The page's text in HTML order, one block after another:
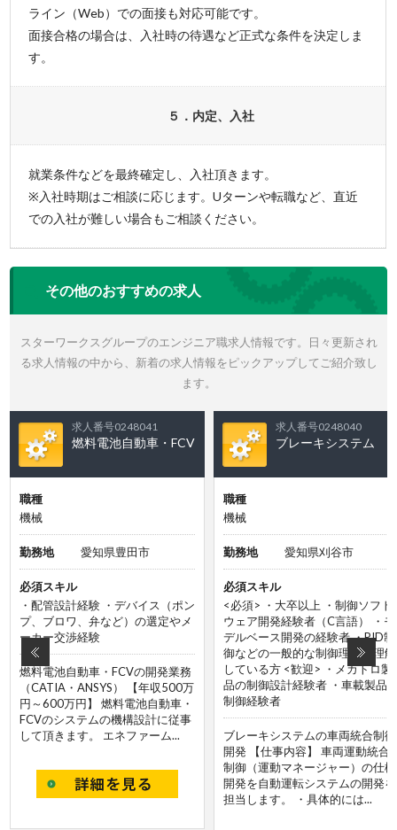
ライン（Web）での面接も対応可能です。
面接合格の場合は、入社時の待遇など正式な条件を決定しま
す。
５．内定、入社
就業条件などを最終確定し、入社頂きます。
※入社時期はご相談に応じます。Uターンや転職など、直近
での入社が難しい場合もご相談ください。
その他のおすすめの求人
スターワークスグループのエンジニア職求人情報です。日々更新され
る求人情報の中から、新着の求人情報をピックアップしてご紹介致し
ます。
求人番号0248041
燃料電池自動車・FCV
職種
機械
勤務地 愛知県豊田市
必須スキル
・配管設計経験 ・デバイス（ポン
プ、ブロワ、弁など）の選定やメ
ーカー交渉経験
燃料電池自動車・FCVの開発業務
（CATIA・ANSYS） 【年収500万
円～600万円】 燃料電池自動車・
FCVのシステムの機構設計に従事
して頂きます。 エネファーム...
求人番号0248040
ブレーキシステム
職種
機械
勤務地 愛知県刈谷市
必須スキル
<必須> ・大卒以上 ・制御ソフト
ウェア開発経験者（C言語） ・モ
デルベース開発の経験者 ・PID制
御などの一般的な制御理論を理解
している方 <歓迎> ・メカトロ製
品の制御設計経験者 ・車載製品
制御経験者
ブレーキシステムの車両統合制御
開発 【仕事内容】 車両運動統合
制御（運動マネージャー）の仕様
開発を自動運転システムの開発を
担当します。 ・具体的には...